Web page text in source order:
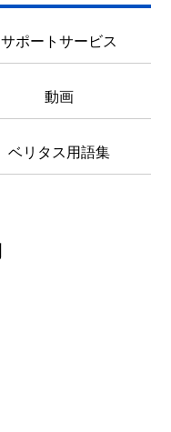
サポートサービス
動画
ベリタス用語集